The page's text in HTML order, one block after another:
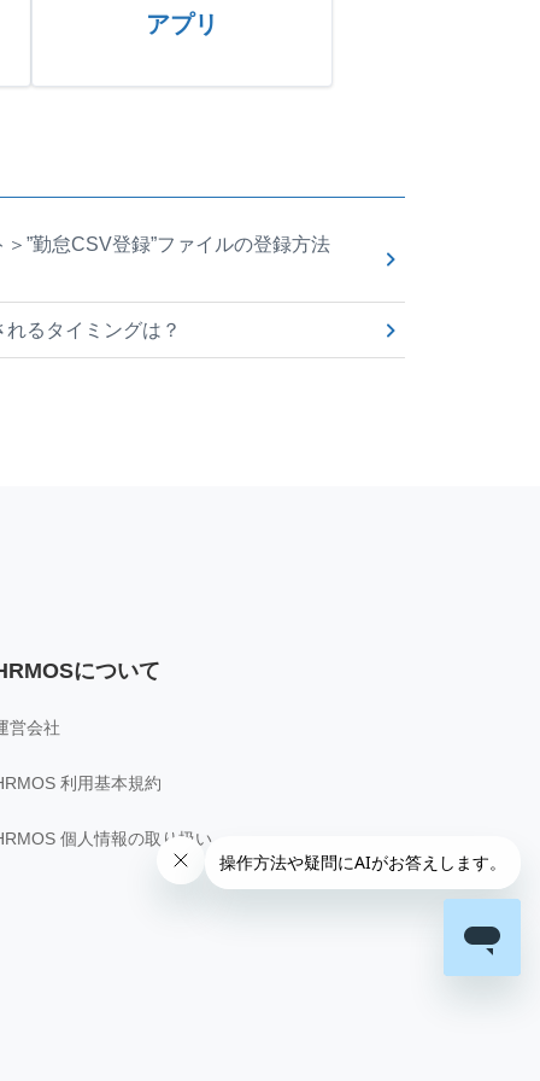
アプリ
”勤怠CSV登録”ファイルの登録方法
るタイミングは？
について
営会社
利用基本規約
個人情報の取り扱い